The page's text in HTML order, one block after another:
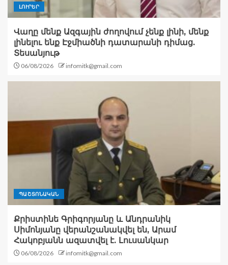
ԼՈՒՐԵՐ
Վաղը մենք Ազգային ժողովում չենք լինի, մենք
լինելու ենք Էջմիածնի դատարանի դիմաց.
Տեսանյութ
06/08/2026 infomitk@gmail.com
ՊԱՇՏՈՆԱԿԱՆ
Քրիստինե Գրիգորյանը և Անդրանիկ
Սիմոնյանը վերանշանակվել են, Արամ
Հակոբյանն ազատվել է. Լուսանկար
06/08/2026 infomitk@gmail.com